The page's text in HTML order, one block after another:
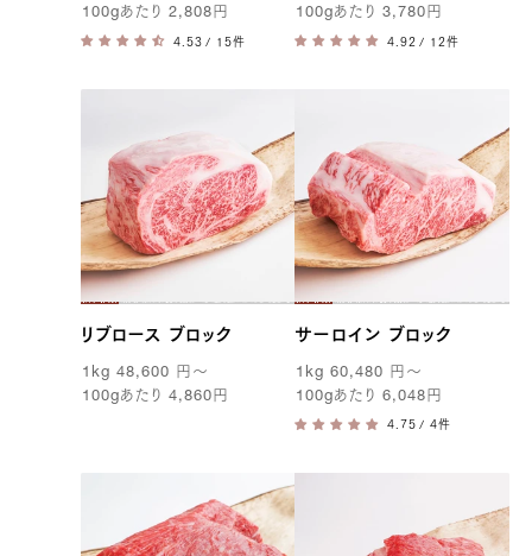
100g あたり 2,808 円
/ 15件
100g あたり3,780 円
/ 12件
リブロース ブロック
1kg 48,600 円 〜
100gあたり 4,860 円
サーロイン ブロック
1kg 60,480 円 〜
100gあたり6,048 円
/ 4件